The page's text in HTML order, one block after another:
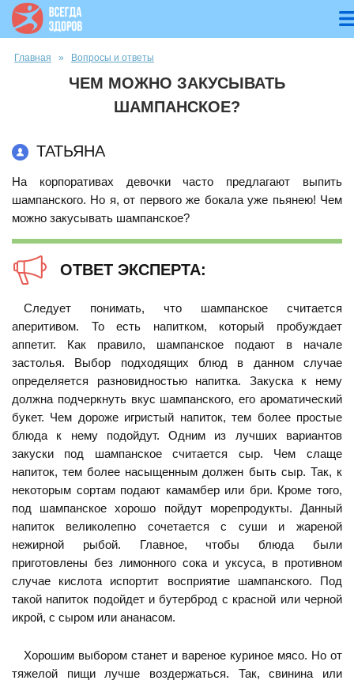
Вы здесь
Главная » Вопросы и ответы
ЧЕМ МОЖНО ЗАКУСЫВАТЬ
ШАМПАНСКОЕ?
ТАТЬЯНА
На корпоративах девочки часто предлагают выпить
шампанского. Но я, от первого же бокала уже пьянею! Чем
можно закусывать шампанское?
ОТВЕТ ЭКСПЕРТА:
Следует понимать, что шампанское считается
аперитивом. То есть напитком, который пробуждает
аппетит. Как правило, шампанское подают в начале
застолья. Выбор подходящих блюд в данном случае
определяется разновидностью напитка. Закуска к нему
должна подчеркнуть вкус шампанского, его ароматический
букет. Чем дороже игристый напиток, тем более простые
блюда к нему подойдут. Одним из лучших вариантов
закуски под шампанское считается сыр. Чем слаще
напиток, тем более насыщенным должен быть сыр. Так, к
некоторым сортам подают камамбер или бри. Кроме того,
под шампанское хорошо пойдут морепродукты. Данный
напиток великолепно сочетается с суши и жареной
нежирной рыбой. Главное, чтобы блюда были
приготовлены без лимонного сока и уксуса, в противном
случае кислота испортит восприятие шампанского. Под
такой напиток подойдет и бутерброд с красной или черной
икрой, с сыром или ананасом.
Хорошим выбором станет и вареное куриное мясо. Но от
тяжелой пищи лучше воздержаться. Так, свинина или